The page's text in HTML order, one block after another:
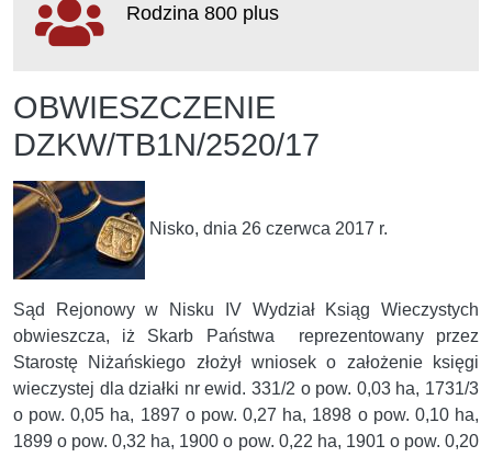
OBWIESZCZENIE
DZKW/TB1N/2520/17
Nisko, dnia 26 czerwca 2017 r.
Sąd Rejonowy w Nisku IV Wydział Ksiąg Wieczystych
obwieszcza, iż Skarb Państwa reprezentowany przez
Starostę Niżańskiego złożył wniosek o założenie księgi
wieczystej dla działki nr ewid. 331/2 o pow. 0,03 ha, 1731/3
o pow. 0,05 ha, 1897 o pow. 0,27 ha, 1898 o pow. 0,10 ha,
1899 o pow. 0,32 ha, 1900 o pow. 0,22 ha, 1901 o pow. 0,20
nowym
Rodzina 800 plus
się
w
nowym